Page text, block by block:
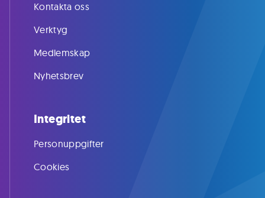
Kontakta oss
Verktyg
Medlemskap
Nyhetsbrev
Integritet
Personuppgifter
Cookies